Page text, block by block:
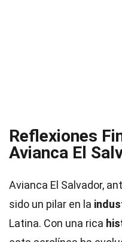
Reflexiones
Avianca El
Avianca El Salvador,
sido un pilar en la
Latina. Con una rica